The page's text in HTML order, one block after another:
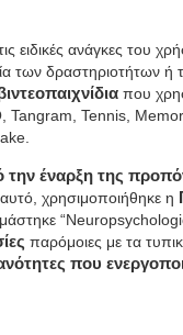
ειδικές ανάγκες του
των δραστηριοτήτων ή
που
Tangram, Tennis,
έναρξη της
χρησιμοποιήθηκε η
παρόμοιες με τα
που